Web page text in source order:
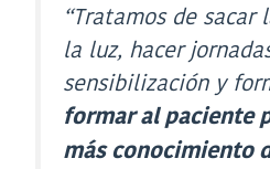
“Tratamos de sacar
la luz, hacer
sensibilización y
formar al paciente
más conocimiento